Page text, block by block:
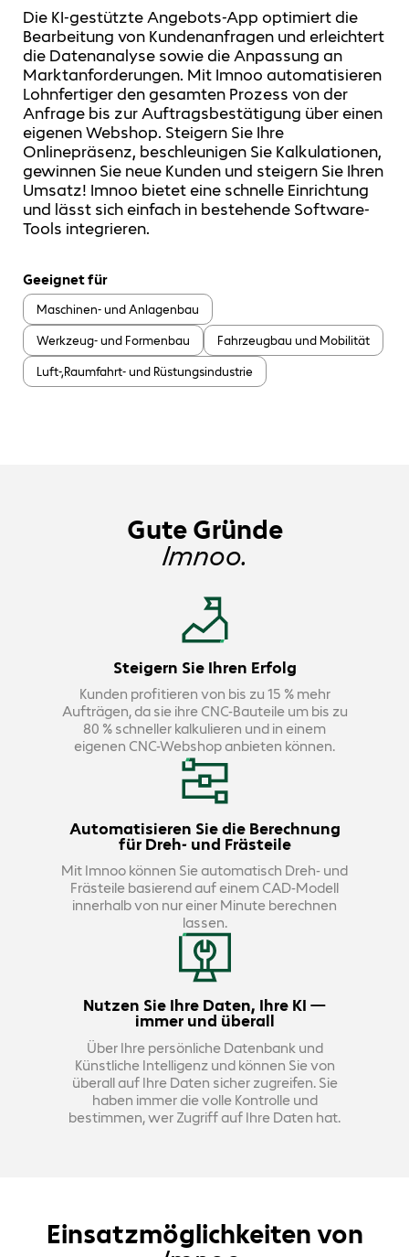
Die KI-gestützte Angebots-App optimiert die
Bearbeitung von Kundenanfragen und erleichtert
die Datenanalyse sowie die Anpassung an
Marktanforderungen. Mit Imnoo automatisieren
Lohnfertiger den gesamten Prozess von der
Anfrage bis zur Auftragsbestätigung über einen
eigenen Webshop. Steigern Sie Ihre
Onlinepräsenz, beschleunigen Sie Kalkulationen,
gewinnen Sie neue Kunden und steigern Sie Ihren
Umsatz! Imnoo bietet eine schnelle Einrichtung
und lässt sich einfach in bestehende Software-
Tools integrieren.
Geeignet für
Maschinen- und Anlagenbau
Werkzeug- und Formenbau
Fahrzeugbau und Mobilität
Luft-,Raumfahrt- und Rüstungsindustrie
Gute Gründe
Imnoo.
Steigern Sie Ihren Erfolg
Kunden profitieren von bis zu 15 % mehr
Aufträgen, da sie ihre CNC-Bauteile um bis zu
80 % schneller kalkulieren und in einem
eigenen CNC-Webshop anbieten können.
Automatisieren Sie die Berechnung
für Dreh- und Frästeile
Mit Imnoo können Sie automatisch Dreh- und
Frästeile basierend auf einem CAD-Modell
innerhalb von nur einer Minute berechnen
lassen.
Nutzen Sie Ihre Daten, Ihre KI —
immer und überall
Über Ihre persönliche Datenbank und
Künstliche Intelligenz und können Sie von
überall auf Ihre Daten sicher zugreifen. Sie
haben immer die volle Kontrolle und
bestimmen, wer Zugriff auf Ihre Daten hat.
Einsatzmöglichkeiten von